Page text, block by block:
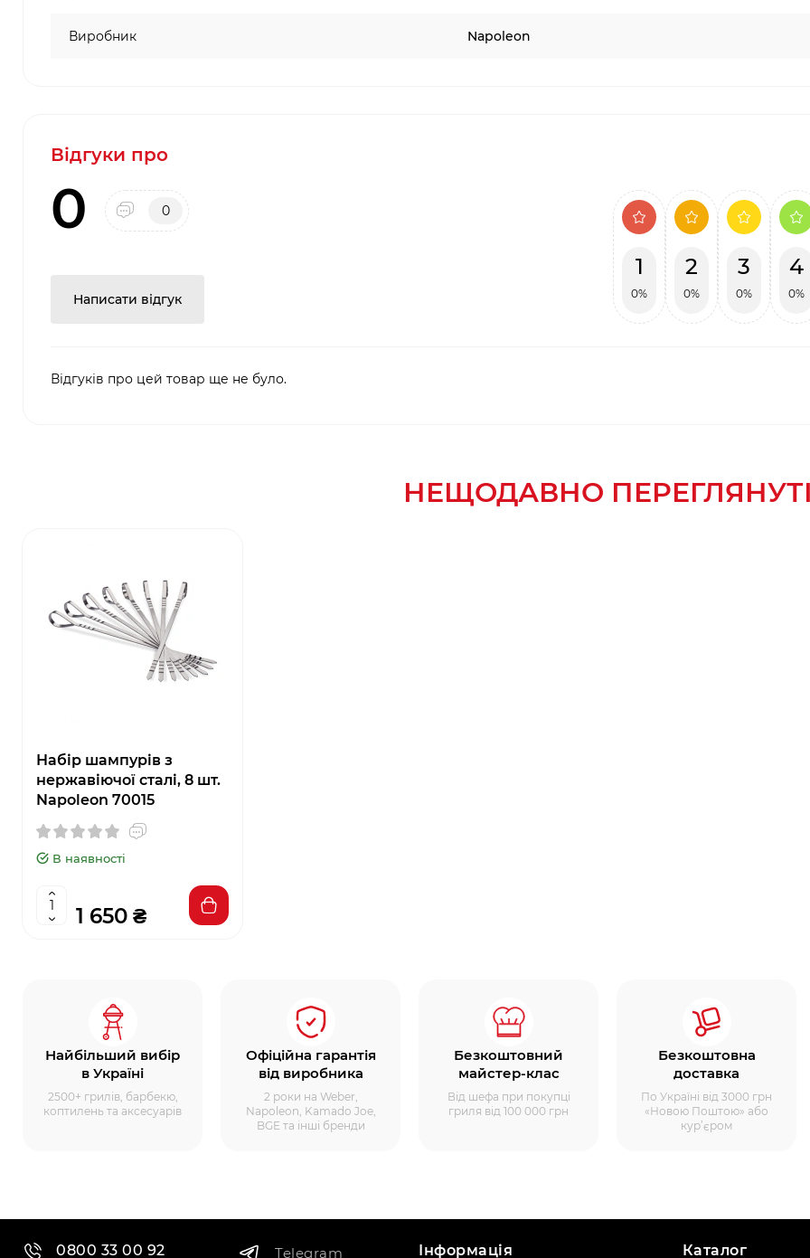
Виробник Napoleon
Відгуки про
0 0
Написати відгук
1
0%
2
0%
3
0%
4
0%
Відгуків про цей товар ще не було.
НЕЩОДАВНО
Набір шампурів з
нержавіючої сталі, 8 шт.
Napoleon 70015
В наявності
1 650 ₴
Найбільший вибір
в Україні
2500+ грилів, барбекю,
коптилень та аксесуарів
Офіційна гарантія
від виробника
2 роки на Weber,
Napoleon, Kamado Joe,
BGE та інші бренди
Безкоштовний
майстер-клас
Від шефа при покупці
гриля від 100 000 грн
Безкоштовна
доставка
По Україні від 3000 грн
«Новою Поштою» або
кур’єром
0800 33 00 92 Telegram Інформація Каталог